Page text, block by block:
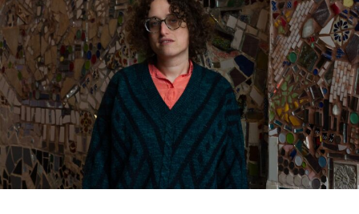
Cinéart
Technische Details
Kleur, 106 minuten
Te zien vanaf
20-08-2026
Land
Verenigd Koninkrijk, Canada, 2026